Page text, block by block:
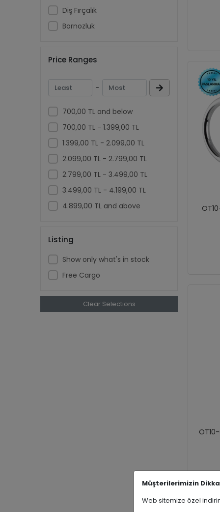
Diş Fırçalık
Bornozluk
Price Ranges
-
700,00 TL and below
700,00 TL - 1.399,00 TL
1.399,00 TL - 2.099,00 TL
2.099,00 TL - 2.799,00 TL
2.799,00 TL - 3.499,00 TL
3.499,00 TL - 4.199,00 TL
4.899,00 TL and above
Listing
Show only what's in stock
Free Cargo
Clear Selections
Müşterilerimizin
Web sitemize özel